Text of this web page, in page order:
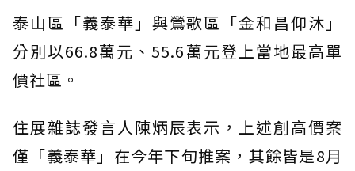
泰山區「義泰華」與鶯歌區「金和昌仰沐」
分別以66.8萬元、55.6萬元登上當地最高單
價社區。
住展雜誌發言人陳炳辰表示，上述創高價案
僅「義泰華」在今年下旬推案，其餘皆是8月